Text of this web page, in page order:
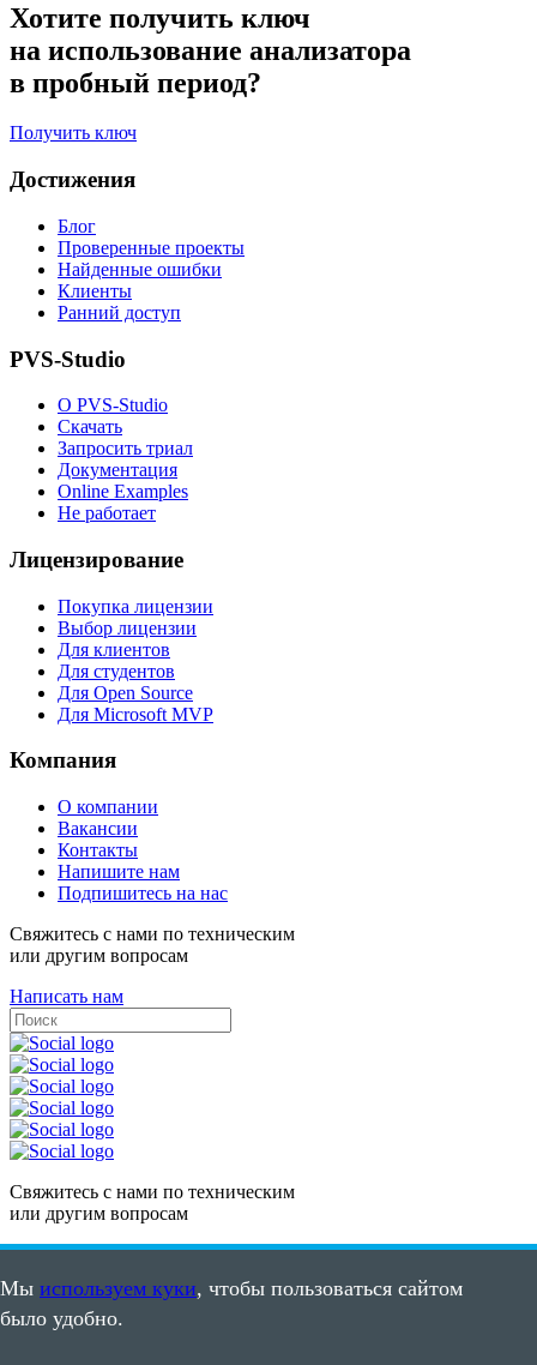
Мы используем куки, чтобы пользоваться сайтом
было удобно.
Хотите получить ключ
на использование анализатора
в пробный период?
Получить ключ
Достижения
Блог
Проверенные проекты
Найденные ошибки
Клиенты
Ранний доступ
PVS-Studio
О PVS-Studio
Скачать
Запросить триал
Документация
Online Examples
Не работает
Лицензирование
Покупка лицензии
Выбор лицензии
Для клиентов
Для студентов
Для Open Source
Для Microsoft MVP
Компания
О компании
Вакансии
Контакты
Напишите нам
Подпишитесь на нас
Свяжитесь с нами по техническим
или другим вопросам
Написать нам
Свяжитесь с нами по техническим
или другим вопросам
Написать нам
Карта сайта
Пользовательское соглашение